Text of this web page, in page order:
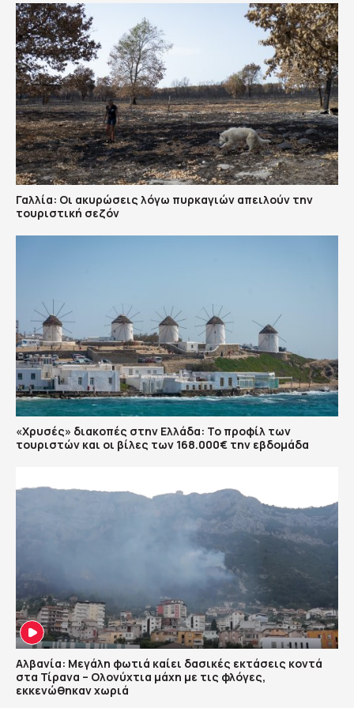
Γαλλία: Οι ακυρώσεις λόγω πυρκαγιών απειλούν την
τουριστική σεζόν
«Χρυσές» διακοπές στην Ελλάδα: Το προφίλ των
τουριστών και οι βίλες των 168.000€ την εβδομάδα
Αλβανία: Μεγάλη φωτιά καίει δασικές εκτάσεις κοντά
στα Τίρανα – Ολονύχτια μάχη με τις φλόγες,
εκκενώθηκαν χωριά